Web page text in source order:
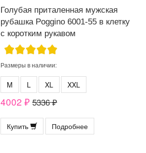
Голубая приталенная мужская
рубашка Poggino 6001-55 в клетку
с коротким рукавом
Размеры в наличии:
M L XL XXL
4002 ₽ 5336 ₽
Купить Подробнее